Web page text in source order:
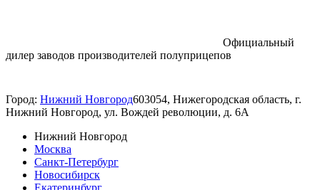
Официальный
дилер заводов производителей полуприцепов
Город: Нижний Новгород603054, Нижегородская область, г.
Нижний Новгород, ул. Вождей революции, д. 6А
Нижний Новгород
Москва
Санкт-Петербург
Новосибирск
Екатеринбург